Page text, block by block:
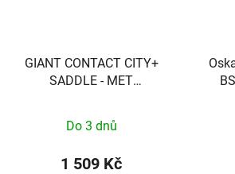
GIANT CONTACT CITY+
SADDLE - MET
Do 3 dnů
1 509 Kč